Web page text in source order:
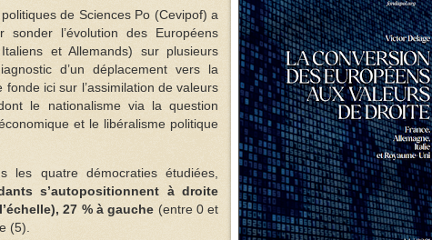
de Sciences Po (Cevipof) a
l’évolution des Européens
et Allemands) sur plusieurs
d’un déplacement vers la
ici sur l’assimilation de valeurs
le nationalisme via la question
et le libéralisme politique
les quatre démocraties étudiées,
s’autopositionnent à droite
27 % à gauche (entre 0 et
(5).